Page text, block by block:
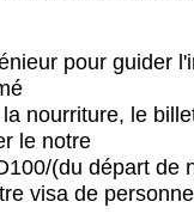
pour guider
nourriture, le
le notre
(du départ de
visa de